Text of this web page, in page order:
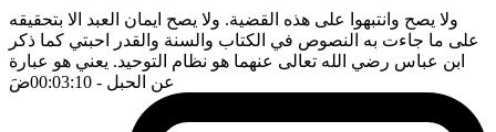
ولا يصح وانتبهوا على هذه القضية. ولا يصح ايمان العبد الا بتحقيقه
على ما جاءت به النصوص في الكتاب والسنة والقدر احبتي كما ذكر
ابن عباس رضي الله تعالى عنهما هو نظام التوحيد. يعني هو عبارة
عن الحبل - 00:03:10 ضَ